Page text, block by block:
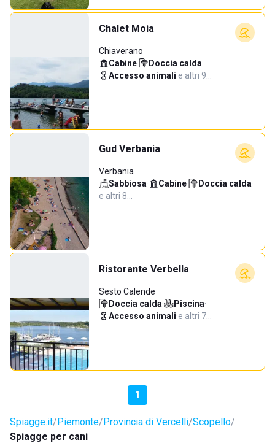
Chalet Moia
Chiaverano
Cabine· Doccia calda·
Accesso animali·e altri 9…
Gud Verbania
Verbania
Sabbiosa· Cabine· Doccia calda·
e altri 8…
Ristorante Verbella
Sesto Calende
Doccia calda· Piscina·
Accesso animali·e altri 7…
1
Spiagge.it Piemonte Provincia di Vercelli Scopello
Spiagge per cani